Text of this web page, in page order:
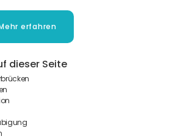
erfahren
dieser Seite